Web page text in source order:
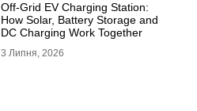
Off-Grid EV Charging Station:
How Solar, Battery Storage and
DC Charging Work Together
3 Липня, 2026